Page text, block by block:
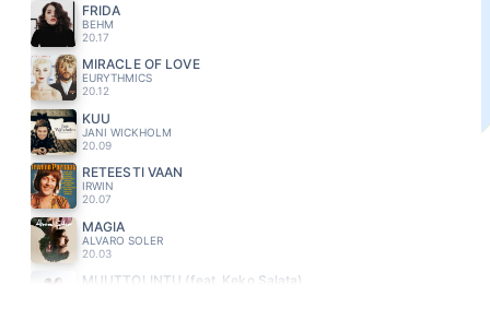
FRIDA
BEHM
20.17
MIRACLE OF LOVE
EURYTHMICS
20.12
KUU
JANI WICKHOLM
20.09
RETEESTI VAAN
IRWIN
20.07
MAGIA
ALVARO SOLER
20.03
MUUTTOLINTU (feat. Keko Salata)